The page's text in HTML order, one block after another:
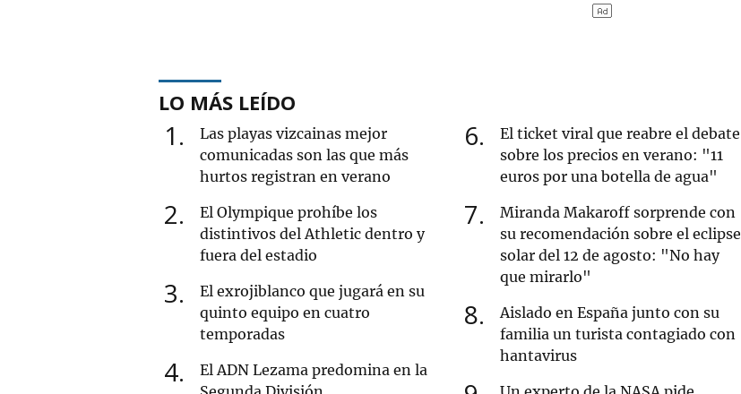
LO MÁS LEÍDO
1
Las playas vizcainas mejor
comunicadas son las que más
hurtos registran en verano
2
El Olympique prohíbe los
distintivos del Athletic dentro y
fuera del estadio
3
El exrojiblanco que jugará en su
quinto equipo en cuatro
temporadas
4
El ADN Lezama predomina en la
6
El ticket viral que reabre el debate
sobre los precios en verano: "11
euros por una botella de agua"
7
Miranda Makaroff sorprende con
su recomendación sobre el eclipse
solar del 12 de agosto: "No hay
que mirarlo"
8
Aislado en España junto con su
familia un turista contagiado con
hantavirus